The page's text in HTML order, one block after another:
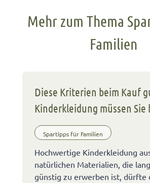
Mehr zum Thema
Familien
Diese Kriterien beim Kauf
Kinderkleidung müssen Sie
Spartipps für Familien
Hochwertige Kinderkleidung
natürlichen Materialien, die
günstig zu erwerben ist, dürfte